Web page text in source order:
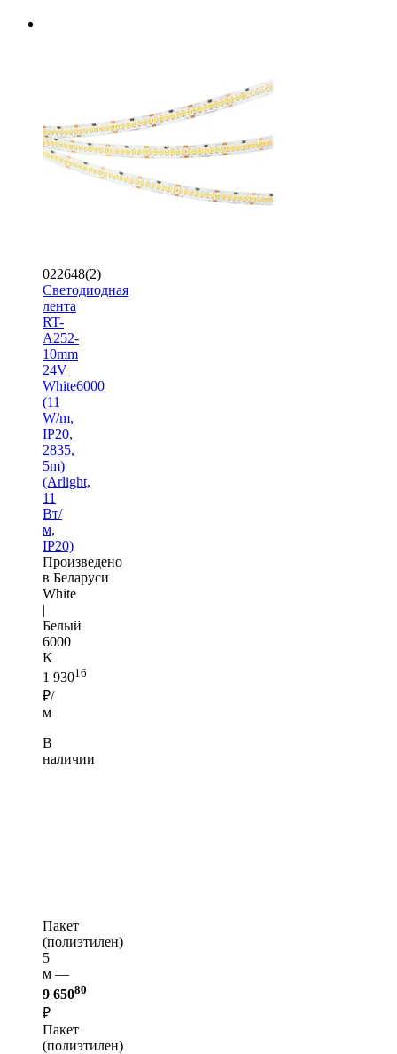
022648(2)
Светодиодная
лента
RT-
A252-
10mm
24V
White6000
(11
W/m,
IP20,
2835,
5m)
(Arlight,
11
Вт/
м,
IP20)
Произведено
в Беларуси
White
|
Белый
6000
K
1 93016
₽/
м
В
наличии
Пакет
(полиэтилен)
5
м —
9 65080
₽
Пакет
(полиэтилен)